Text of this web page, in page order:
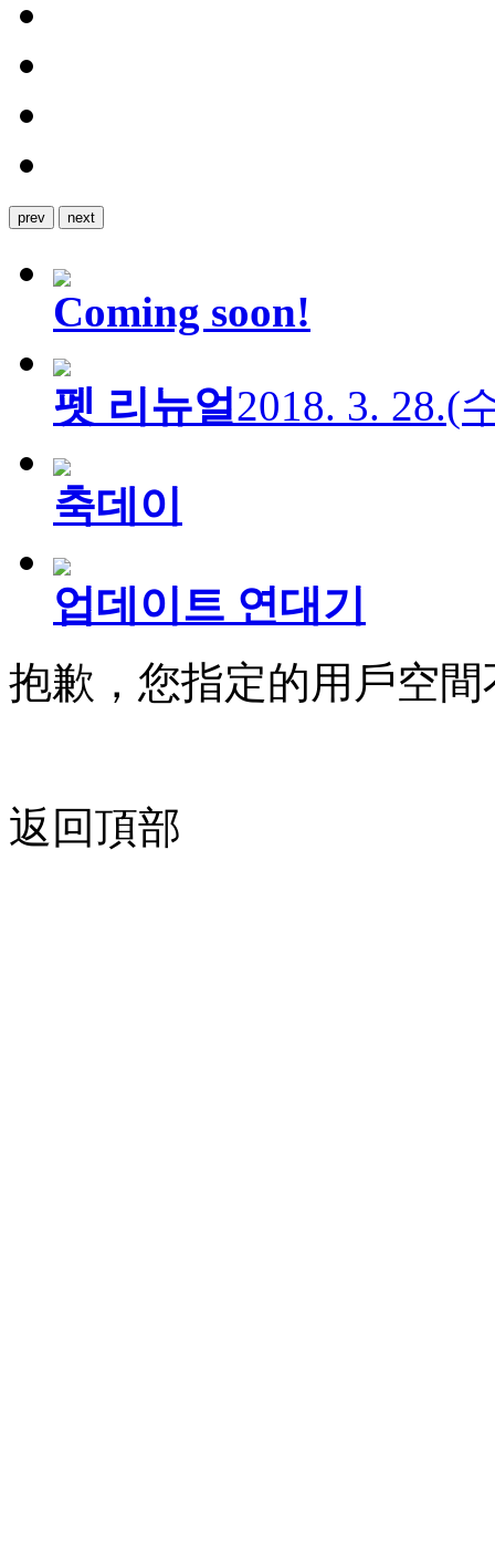
prev next
Coming soon!
펫 리뉴얼2018. 3. 28.(
축데이
업데이트 연대기
抱歉，您指定的用戶空間
返回頂部